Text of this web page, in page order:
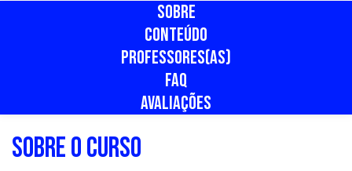
SOBRE
CONTEÚDO
PROFESSORES(AS)
FAQ
AVALIAÇÕES
SOBRE O CURSO